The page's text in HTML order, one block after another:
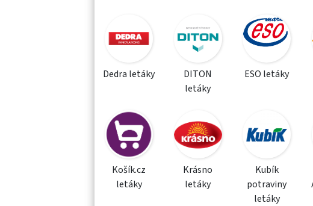
Dedra letáky
DITON
letáky
ESO letáky
Košík.cz
letáky
Krásno
letáky
Kubík
potraviny
letáky